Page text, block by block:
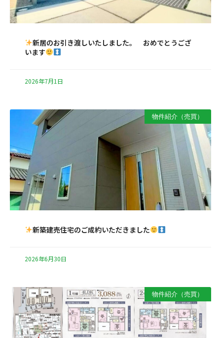
新居のお引き渡しいたしました。 おめでとうござ
います
2026年7月1日
物件紹介（売買）
新築建売住宅のご成約いただきました
2026年6月30日
物件紹介（売買）